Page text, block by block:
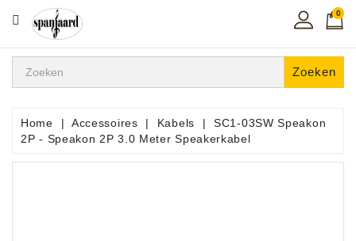
CATEGORIE
Home
In
De
0
Zoeken
Home Accessoires Kabels
SC1-03SW Speakon
2P - Speakon 2P 3.0 Meter Speakerkabel